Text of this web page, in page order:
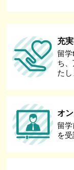
充
留
ち
たし
オ
留
を受